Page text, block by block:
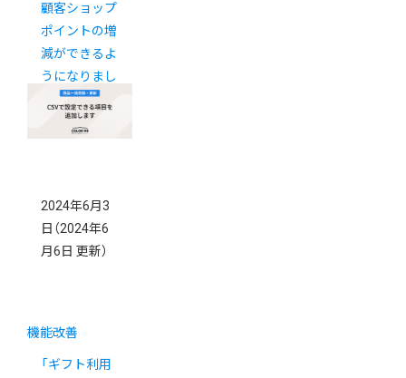
顧客ショップ
ポイントの増
減ができるよ
うになりまし
2024年6月3
日 （2024年6
月6日 更新）
機能改善
「ギフト利用